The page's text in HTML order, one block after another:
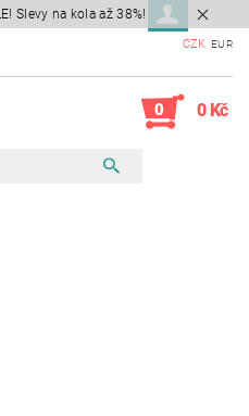
Slevy na kola až 38%!
CZK EUR
0 0 Kč